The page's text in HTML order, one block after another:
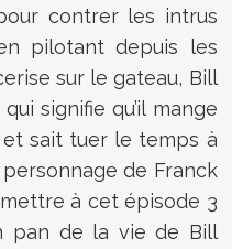
contrer les intrus
pilotant depuis les
sur le gateau, Bill
signifie qu’il mange
sait tuer le temps à
personnage de Franck
à cet épisode 3
pan de la vie de Bill